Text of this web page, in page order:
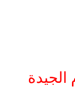
الجيدة